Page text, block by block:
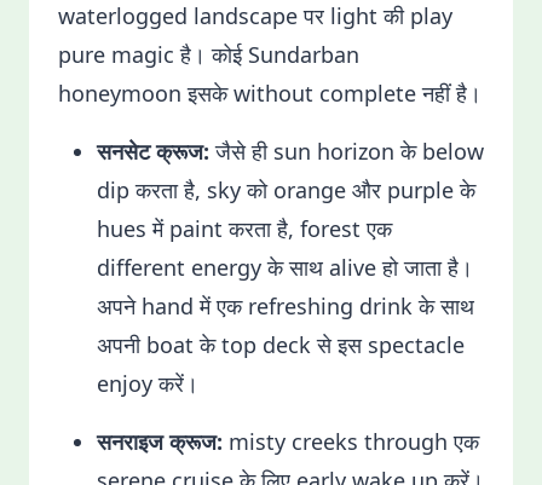
waterlogged landscape पर light की play
pure magic है। कोई Sundarban
honeymoon इसके without complete नहीं है।
सनसेट क्रूज: जैसे ही sun horizon के below
dip करता है, sky को orange और purple के
hues में paint करता है, forest एक
different energy के साथ alive हो जाता है।
अपने hand में एक refreshing drink के साथ
अपनी boat के top deck से इस spectacle
enjoy करें।
सनराइज क्रूज: misty creeks through एक